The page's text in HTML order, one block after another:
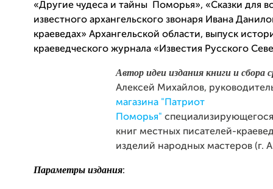
«Другие чудеса и тайны Поморья», «Сказки для
известного архангельского звонаря Ивана
краеведах» Архангельской области, выпуск
краеведческого журнала «Известия Русского
Автор идеи издания книги и сбора
Алексей Михайлов,
магазина "Патриот
Поморья"
книг местных писателей-
изделий народных мастеров (г.
Параметры издания: